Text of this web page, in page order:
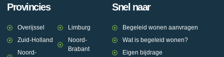
Provincies
Overijssel
Zuid-Holland
Noord-
Limburg
Noord-
Brabant
Snel naar
Begeleid wonen aanvragen
Wat is begeleid wonen?
Eigen bijdrage